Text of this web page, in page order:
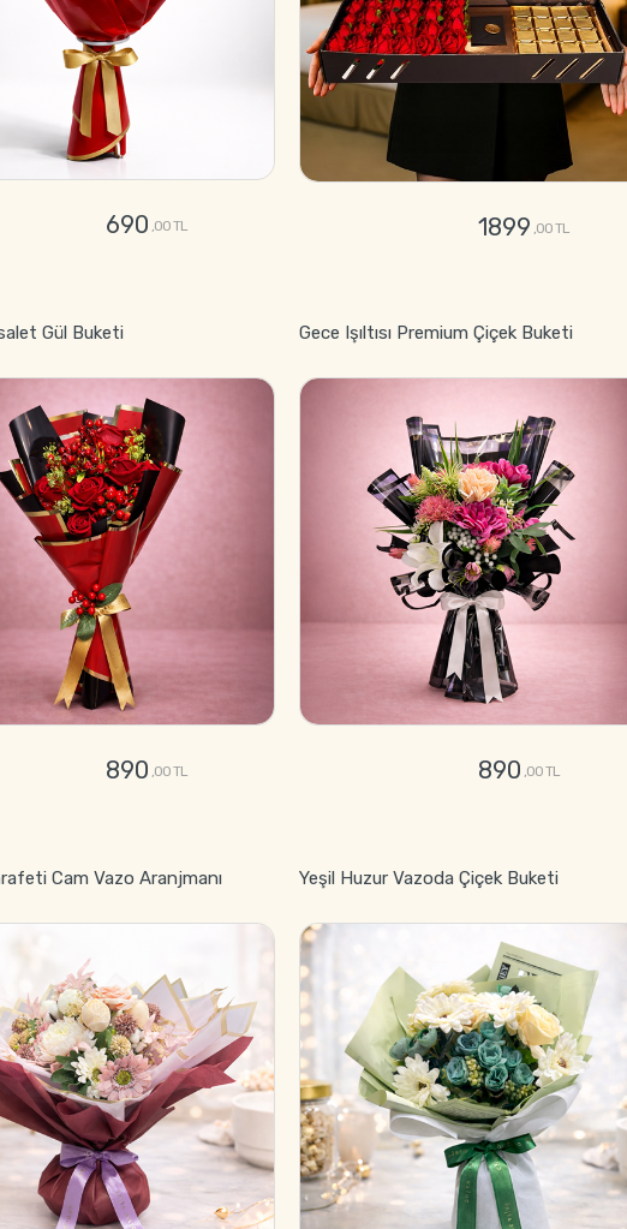
690 ,00 TL 1899 ,00 TL
Gül Buketi
890 ,00 TL
Gece Işıltısı Premium Çiçek Buketi
890 ,00 TL
Cam Vazo Aranjmanı Yeşil Huzur Vazoda Çiçek Buketi